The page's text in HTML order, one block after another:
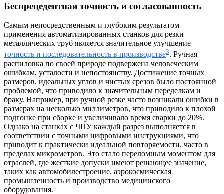
Беспрецедентная точность и согласованность
Самым непосредственным и глубоким результатом
применения автоматизированных станков для резки
металлических труб является значительное улучшение
точность и последовательность в производстве3. Ручная
распиловка по своей природе подвержена человеческим
ошибкам, усталости и непостоянству. Достижение точных
размеров, идеальных углов и чистых срезов было постоянной
проблемой, что приводило к значительным переделкам и
браку. Например, при ручной резке часто возникали ошибки в
размерах на несколько миллиметров, что приводило к плохой
подгонке при сборке и увеличивало время сварки до 20%.
Однако на станках с ЧПУ каждый разрез выполняется в
соответствии с точными цифровыми инструкциями, что
приводит к практически идеальной повторяемости, часто в
пределах микрометров. Это стало переломным моментом для
отраслей, где жесткие допуски имеют решающее значение,
таких как автомобилестроение, аэрокосмическая
промышленность и производство медицинского
оборудования.